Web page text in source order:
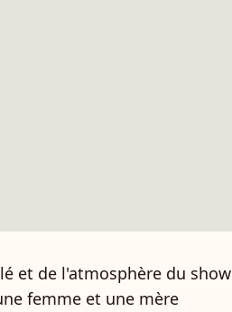
et de l'atmosphère du show
femme et une mère